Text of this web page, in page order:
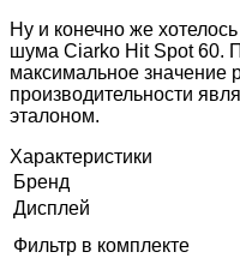
Ну и конечно же
шума Ciarko Hit Spot 60.
максимальное значение
производительности
эталоном.
Характеристики
Бренд
Дисплей
Фильтр в комплекте